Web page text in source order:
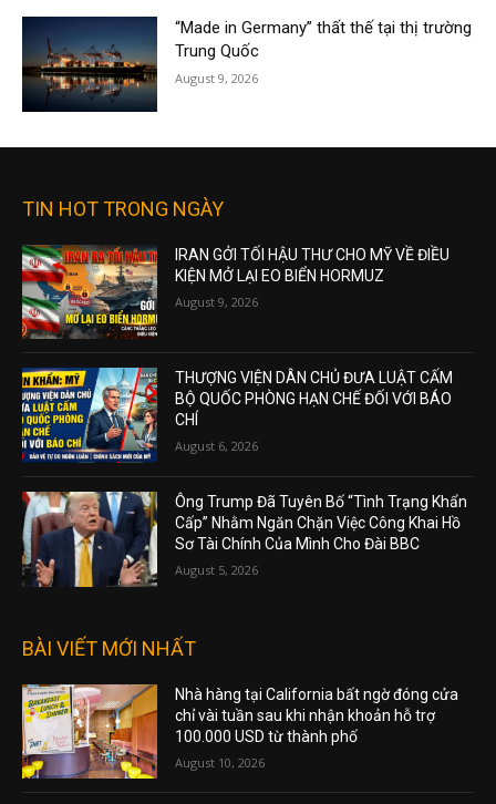
“Made in Germany” thất thế tại thị trường
Trung Quốc
August 9, 2026
TIN HOT TRONG NGÀY
IRAN GỞI TỐI HẬU THƯ CHO MỸ VỀ ĐIỀU
KIỆN MỞ LẠI EO BIỂN HORMUZ
August 9, 2026
THƯỢNG VIỆN DÂN CHỦ ĐƯA LUẬT CẤM
BỘ QUỐC PHÒNG HẠN CHẾ ĐỐI VỚI BÁO
CHÍ
August 6, 2026
Ông Trump Đã Tuyên Bố “Tình Trạng Khẩn
Cấp” Nhằm Ngăn Chặn Việc Công Khai Hồ
Sơ Tài Chính Của Mình Cho Đài BBC
August 5, 2026
BÀI VIẾT MỚI NHẤT
Nhà hàng tại California bất ngờ đóng cửa
chỉ vài tuần sau khi nhận khoản hỗ trợ
100.000 USD từ thành phố
August 10, 2026